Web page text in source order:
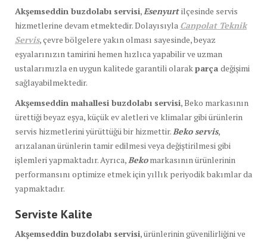
Akşemseddin buzdolabı servisi, Esenyurtilçesinde servis
hizmetlerine devam etmektedir. Dolayısıyla Canpolat Teknik
Servis, çevre bölgelere yakın olması sayesinde, beyaz
eşyalarınızın tamirini hemen hızlıca yapabilir ve uzman
ustalarımızla en uygun kalitede garantili olarakparça değişimi
sağlayabilmektedir.
Akşemseddin mahallesi buzdolabı servisi, Beko markasının
ürettiği beyaz eşya, küçük ev aletleri ve klimalar gibi ürünlerin
servis hizmetlerini yürüttüğü bir hizmettir. Beko servis,
arızalanan ürünlerin tamir edilmesi veya değiştirilmesi gibi
işlemleri yapmaktadır. Ayrıca, Beko markasının ürünlerinin
performansını optimize etmek için yıllık periyodik bakımlar da
yapmaktadır.
Serviste Kalite
Akşemseddin buzdolabı servisi, ürünlerinin güvenilirliğini ve